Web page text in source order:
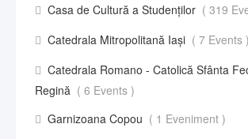
Casa de Cultură a Studenților ( 319
Catedrala Mitropolitană Iași ( 7 Events )
Catedrala Romano - Catolică Sfânta
Regină ( 6 Events )
Garnizoana Copou ( 1 Eveniment )